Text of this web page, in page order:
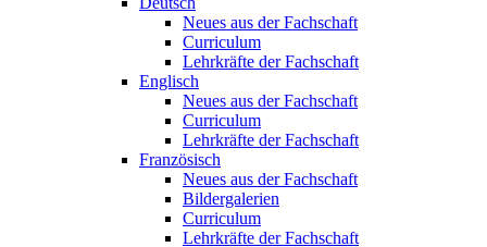
Neues aus der Fachschaft
Curriculum
Lehrkräfte der Fachschaft
Englisch
Neues aus der Fachschaft
Curriculum
Lehrkräfte der Fachschaft
Französisch
Neues aus der Fachschaft
Bildergalerien
Curriculum
Lehrkräfte der Fachschaft